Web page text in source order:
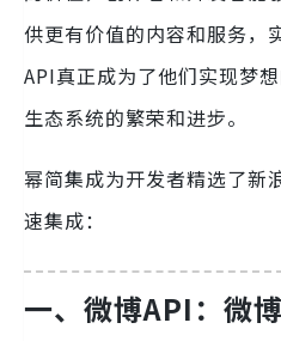
供更有价值的内容和服务，
API真正成为了他们实现梦
生态系统的繁荣和进步。
幂简集成为开发者精选了新
速集成：
一、微博API：微